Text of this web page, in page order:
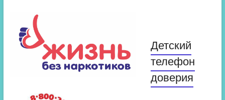
Детский
телефон
доверия